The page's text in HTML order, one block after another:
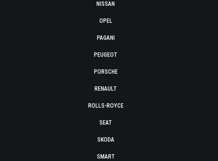
NISSAN
OPEL
PAGANI
PEUGEOT
PORSCHE
RENAULT
ROLLS-ROYCE
SEAT
SKODA
SMART